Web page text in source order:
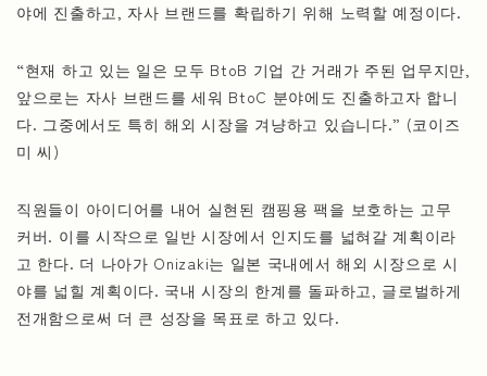
야에 진출하고, 자사 브랜드를 확립하기 위해 노력할 예정이다.
“현재 하고 있는 일은 모두 BtoB 기업 간 거래가 주된 업무지만,
앞으로는 자사 브랜드를 세워 BtoC 분야에도 진출하고자 합니
다. 그중에서도 특히 해외 시장을 겨냥하고 있습니다.” (코이즈
미 씨)
직원들이 아이디어를 내어 실현된 캠핑용 팩을 보호하는 고무
커버. 이를 시작으로 일반 시장에서 인지도를 넓혀갈 계획이라
고 한다. 더 나아가 Onizaki는 일본 국내에서 해외 시장으로 시
야를 넓힐 계획이다. 국내 시장의 한계를 돌파하고, 글로벌하게
전개함으로써 더 큰 성장을 목표로 하고 있다.